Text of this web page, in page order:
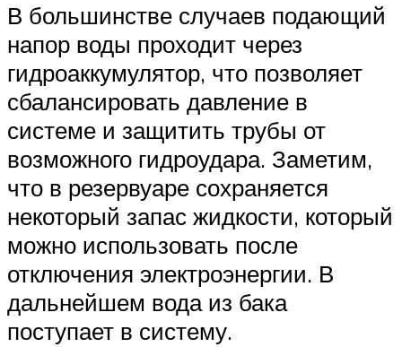
В большинстве случаев подающий
напор воды проходит через
гидроаккумулятор, что позволяет
сбалансировать давление в
системе и защитить трубы от
возможного гидроудара. Заметим,
что в резервуаре сохраняется
некоторый запас жидкости, который
можно использовать после
отключения электроэнергии. В
дальнейшем вода из бака
поступает в систему.